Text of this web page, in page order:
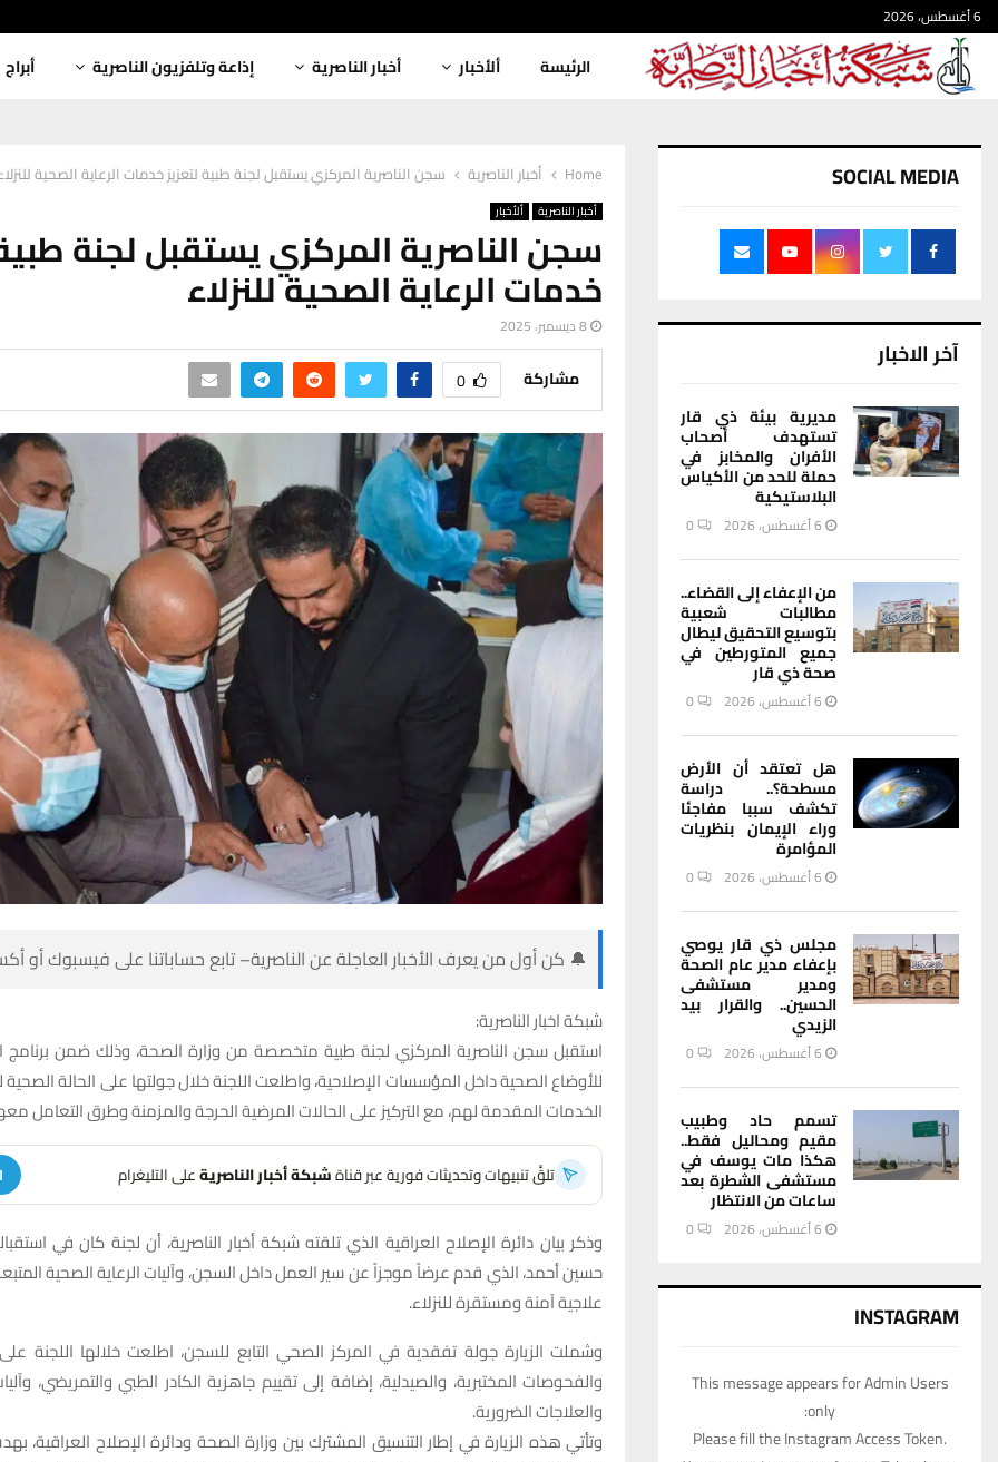
6 أغسطس، 2026
الرئيسة ألأخبار أخبار الناصرية إذاعة وتلفزيون الناصرية أبراج
Home أخبار الناصرية سجن الناصرية المركزي يستقبل لجنة طبية لتعزيز خدمات الرعاية الصحية
أخبار الناصرية ألأخبار
سجن الناصرية المركزي يستقبل لجنة
خدمات الرعاية الصحية للنزلاء
8 ديسمبر، 2025
مشاركة 0
🔔 كن أول من يعرف الأخبار العاجلة عن الناصرية– تابع حساباتنا على فيسبوك أو
شبكة اخبار الناصرية:
استقبل سجن الناصرية المركزي لجنة طبية متخصصة من وزارة الصحة، وذلك ضمن برنامج
للأوضاع الصحية داخل المؤسسات الإصلاحية، واطلعت اللجنة خلال جولتها على الحالة
الخدمات المقدمة لهم، مع التركيز على الحالات المرضية الحرجة والمزمنة وطرق التعامل
تلقَّ تنبيهات وتحديثات فورية عبر قناةشبكة أخبار الناصريةعلى التليغرام
وذكر بيان دائرة الإصلاح العراقية الذي تلقته شبكة أخبار الناصرية، أن لجنة كان في
حسين أحمد، الذي قدم عرضاً موجزاً عن سير العمل داخل السجن، وآليات الرعاية الصحية
علاجية آمنة ومستقرة للنزلاء.
وشملت الزيارة جولة تفقدية في المركز الصحي التابع للسجن، اطلعت خلالها اللجنة
والفحوصات المختبرية، والصيدلية، إضافة إلى تقييم جاهزية الكادر الطبي والتمريضي،
والعلاجات الضرورية.
وتأتي هذه الزيارة في إطار التنسيق المشترك بين وزارة الصحة ودائرة الإصلاح
SOCIAL MEDIA
آخر الاخبار
مديرية بيئة ذي قار
تستهدف أصحاب
الأفران والمخابز في
حملة للحد من الأكياس
البلاستيكية
6 أغسطس، 2026 0
من الإعفاء إلى القضاء..
مطالبات شعبية
بتوسيع التحقيق ليطال
جميع المتورطين في
صحة ذي قار
6 أغسطس، 2026 0
هل تعتقد أن الأرض
مسطحة؟.. دراسة
تكشف سببا مفاجئا
وراء الإيمان بنظريات
المؤامرة
6 أغسطس، 2026 0
مجلس ذي قار يوصي
بإعفاء مدير عام الصحة
ومدير مستشفى
الحسين.. والقرار بيد
الزيدي
6 أغسطس، 2026 0
تسمم حاد وطبيب
مقيم ومحاليل فقط..
هكذا مات يوسف في
مستشفى الشطرة بعد
ساعات من الانتظار
6 أغسطس، 2026 0
INSTAGRAM
This message appears for Admin Users
only:
Please fill the Instagram Access Token.